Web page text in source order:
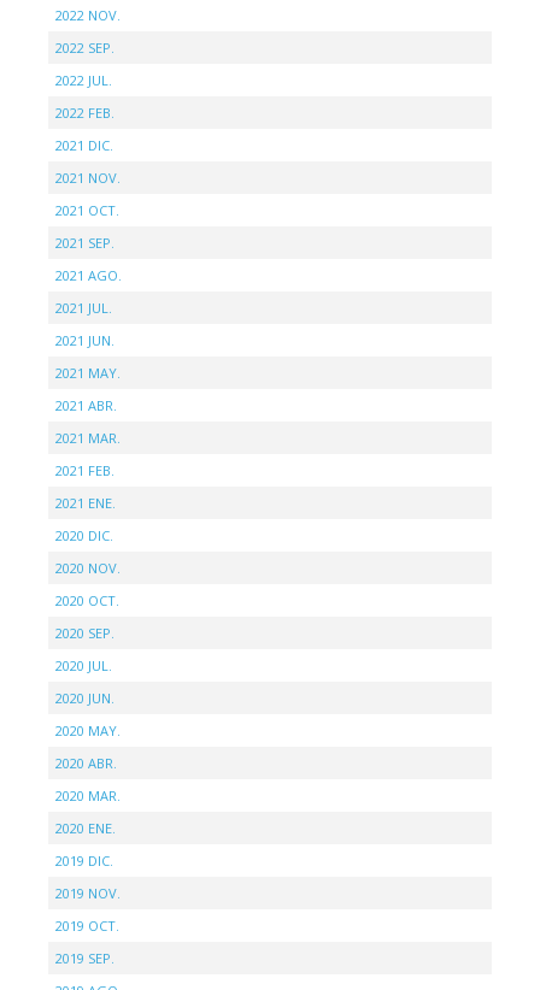
2022 NOV.
2022 SEP.
2022 JUL.
2022 FEB.
2021 DIC.
2021 NOV.
2021 OCT.
2021 SEP.
2021 AGO.
2021 JUL.
2021 JUN.
2021 MAY.
2021 ABR.
2021 MAR.
2021 FEB.
2021 ENE.
2020 DIC.
2020 NOV.
2020 OCT.
2020 SEP.
2020 JUL.
2020 JUN.
2020 MAY.
2020 ABR.
2020 MAR.
2020 ENE.
2019 DIC.
2019 NOV.
2019 OCT.
2019 SEP.